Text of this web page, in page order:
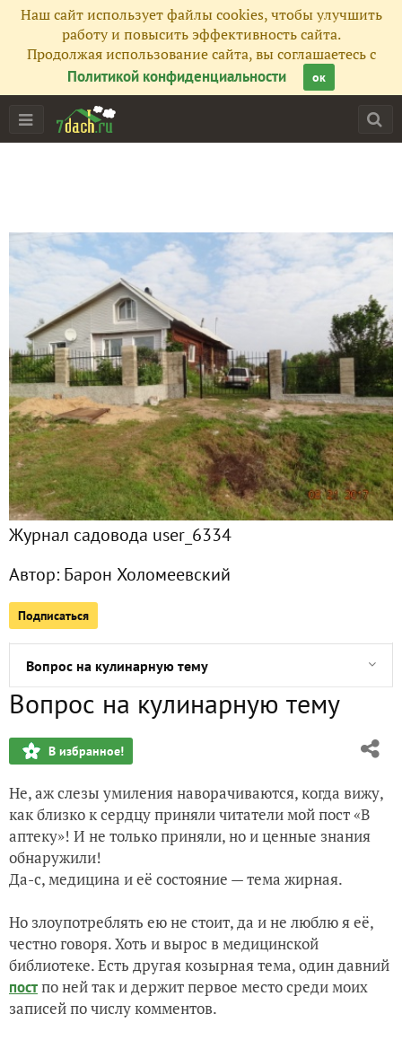
Наш сайт использует файлы cookies, чтобы улучшить
работу и повысить эффективность сайта.
Продолжая использование сайта, вы соглашаетесь с
Политикой конфиденциальности
ок
Журнал садовода user_6334
Автор: Барон Холомеевский
Подписаться
Все публикации 80
Сейчас обсуждают
Немного прикладной медицины
"Лутсе поззно, сем никогда!" (С)
Зимние этюды
Брюзжательно-образовательное
Ответ по акуле
Вопрос на кулинарную тему
В аптеку
Сёма Хулиму (фамилиё у яво такое...)
Принципы баронской кулинарии
Из жизни Сложноцветных
Уголки августовские
Вопрос на кулинарную тему
В избранное!
Не, аж слезы умиления наворачиваются, когда вижу,
как близко к сердцу приняли читатели мой пост «В
аптеку»! И не только приняли, но и ценные знания
обнаружили!
Да-с, медицина и её состояние — тема жирная.
Но злоупотреблять ею не стоит, да и не люблю я её,
честно говоря. Хоть и вырос в медицинской
библиотеке. Есть другая козырная тема, один давний
постпо ней так и держит первое место среди моих
записей по числу комментов.